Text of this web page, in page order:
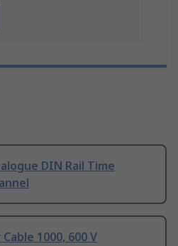
DIN Rail Time
1000, 600 V